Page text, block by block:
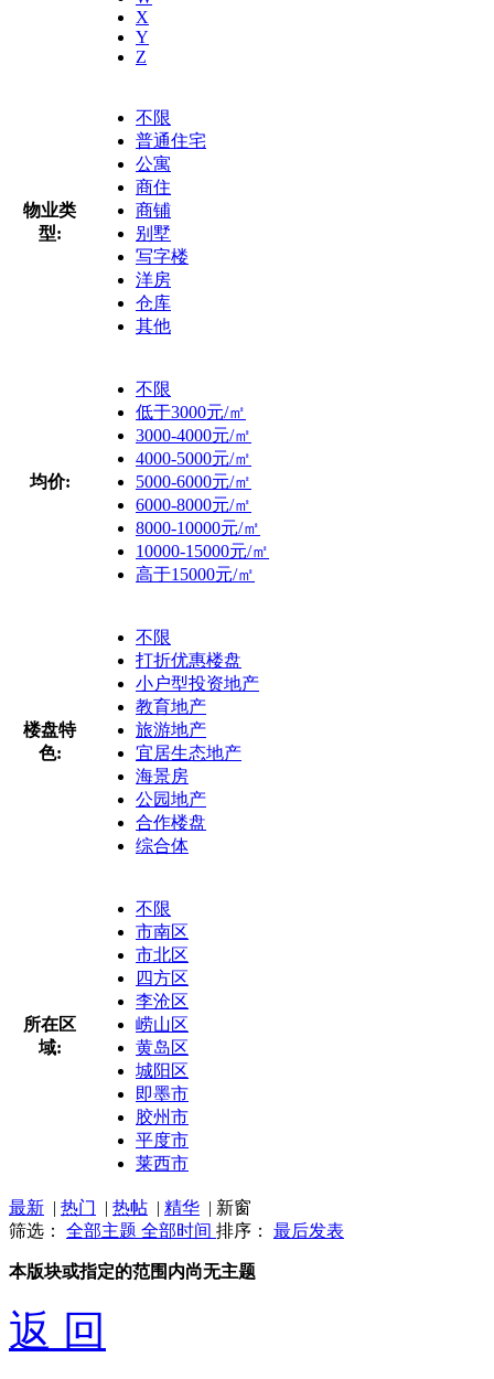
X
Y
Z
物业类
型:
不限
普通住宅
公寓
商住
商铺
别墅
写字楼
洋房
仓库
其他
均价:
不限
低于3000元/㎡
3000-4000元/㎡
4000-5000元/㎡
5000-6000元/㎡
6000-8000元/㎡
8000-10000元/㎡
10000-15000元/㎡
高于15000元/㎡
楼盘特
色:
不限
打折优惠楼盘
小户型投资地产
教育地产
旅游地产
宜居生态地产
海景房
公园地产
合作楼盘
综合体
所在区
域:
不限
市南区
市北区
四方区
李沧区
崂山区
黄岛区
城阳区
即墨市
胶州市
平度市
莱西市
最新 | 热门 | 热帖 | 精华 | 新窗
筛选： 全部主题 全部时间 排序： 最后发表
本版块或指定的范围内尚无主题
返 回